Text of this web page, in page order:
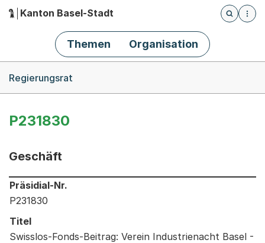
Hauptnavigation
Kanton Basel-Stadt
Öffnet
Themen Organisation
Regierungsrat
P231830
Geschäft
Informationen zum Ausgewählten Geschäft
Präsidial-Nr.
P231830
Titel
Swisslos-Fonds-Beitrag: Verein Industrienacht Basel -